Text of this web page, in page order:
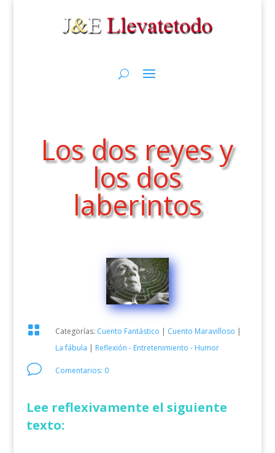
Los dos reyes y
los dos
laberintos
 Categorías: Cuento Fantástico | Cuento Maravilloso |
La fábula | Reflexión - Entretenimiento - Humor
v Comentarios: 0
Lee reflexivamente el siguiente
texto: